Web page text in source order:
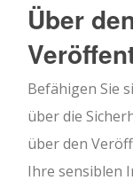
Über
Befähigen Sie
über die
über den
Ihre sensiblen